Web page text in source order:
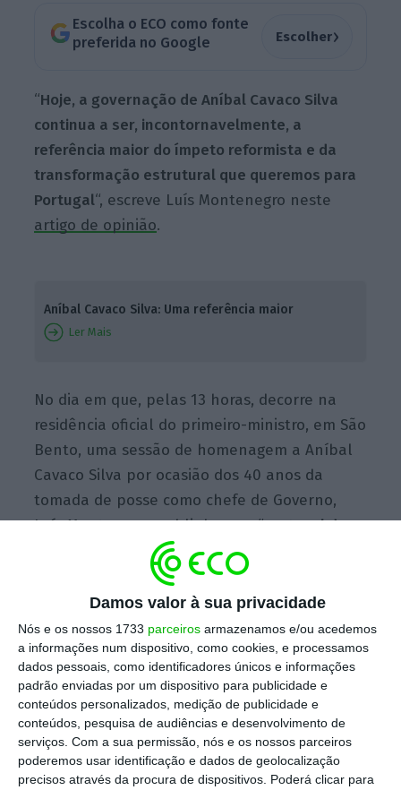
Damos valor à sua privacidade
Nós e os nossos 1733 parceiros armazenamos e/ou acedemos
a informações num dispositivo, como cookies, e processamos
dados pessoais, como identificadores únicos e informações
padrão enviadas por um dispositivo para publicidade e
conteúdos personalizados, medição de publicidade e
conteúdos, pesquisa de audiências e desenvolvimento de
serviços. Com a sua permissão, nós e os nossos parceiros
poderemos usar identificação e dados de geolocalização
precisos através da procura de dispositivos. Poderá clicar para
Escolha o ECO como fonte
preferida no Google
Escolher›
“Hoje, a governação de Aníbal Cavaco Silva
continua a ser, incontornavelmente, a
referência maior do ímpeto reformista e da
transformação estrutural que queremos para
Portugal“, escreve Luís Montenegro neste
artigo de opinião.
Aníbal Cavaco Silva: Uma referência maior
Ler Mais
No dia em que, pelas 13 horas, decorre na
residência oficial do primeiro-ministro, em São
Bento, uma sessão de homenagem a Aníbal
Cavaco Silva por ocasião dos 40 anos da
tomada de posse como chefe de Governo,
Luís Montenegro sublinha que “Portugal deve
muito aos governos de Aníbal Cavaco Silva”,
pela “sua visão, ímpeto reformista e total
dedicação à causa nacional”.
“AníbalCavaco Silva é uma personalidade
ímpar da história da nossa democracia pelo
modo único como entendeu e exerceu os
mandatos que os portugueses lhe confiaram
Firme nos princípios, pragmático na decisão e
determinado a agir”, advoga.